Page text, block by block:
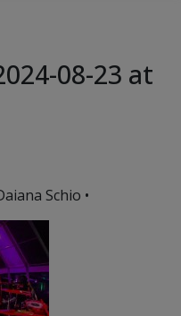
08-23 at
Schio •